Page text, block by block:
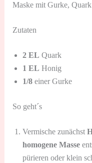
Maske mit Gurke,
Zutaten
2 EL Quark
1 EL Honig
1/8einer Gurke
So geht´s
Vermische zunächst
homogene Masse
pürieren oder klein